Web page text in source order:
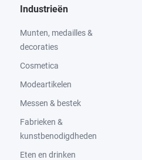
Industrieën
Munten, medailles &
decoraties
Cosmetica
Modeartikelen
Messen & bestek
Fabrieken &
kunstbenodigdheden
Eten en drinken